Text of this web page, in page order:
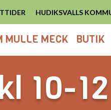
HUDIKSVALLS
MULLE MECK BUTIK
10-12